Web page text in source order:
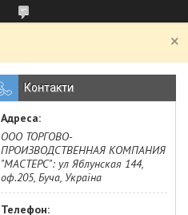
Контакти
ООО ТОРГОВО-
ПРОИЗВОДСТВЕННАЯ КОМПАНИЯ
"МАСТЕРС": ул Яблунская 144,
оф.205, Буча, Україна